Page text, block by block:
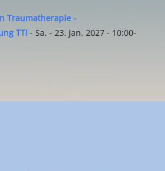
Traumatherapie -
TTI - Sa. - 23. Jan. 2027 - 10:00-